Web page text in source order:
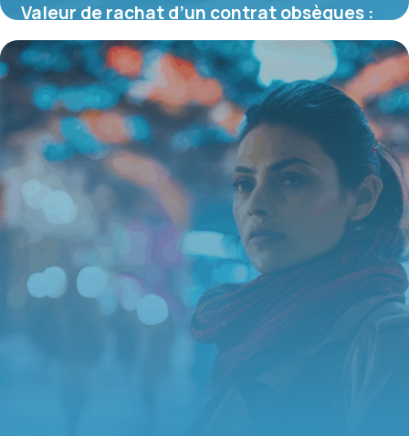
Valeur de rachat d’un contrat obsèques :
comprendre, calculer et optimiser
16 juin 2026